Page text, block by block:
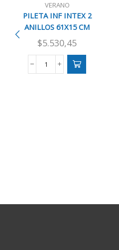
VERANO
PILETA INF INTEX 2
ANILLOS 61X15 CM
$5.530,45
PILETA